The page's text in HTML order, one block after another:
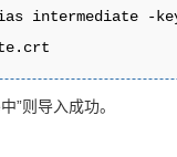
intermediate -
”则导入成功。